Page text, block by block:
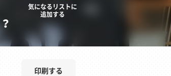
？
気になるリストに
追加する
印刷する